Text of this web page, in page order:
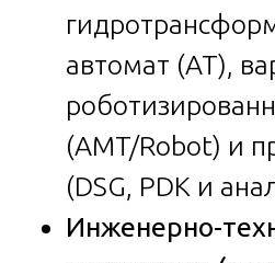
автомат (АТ),
(AMT/Robot) и
(DSG, PDK и
Инженерно-